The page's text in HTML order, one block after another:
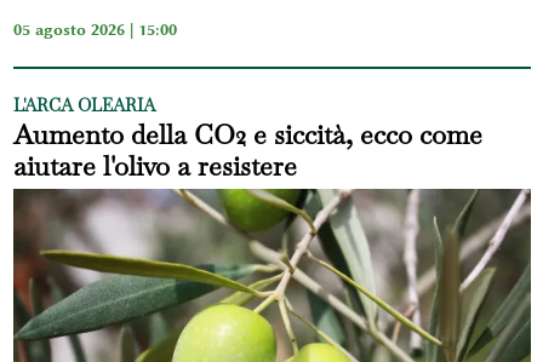
05 agosto 2026 | 15:00
L'ARCA OLEARIA
Aumento della CO2 e siccità, ecco come
aiutare l'olivo a resistere